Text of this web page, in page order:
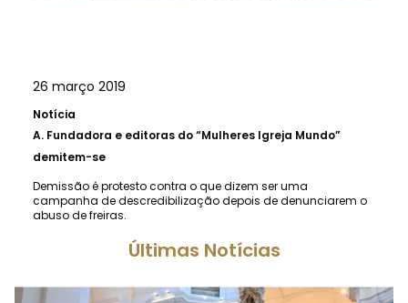
26 março 2019
Notícia
A. Fundadora e editoras do “Mulheres Igreja Mundo”
demitem-se
Demissão é protesto contra o que dizem ser uma
campanha de descredibilização depois de denunciarem o
abuso de freiras.
Últimas Notícias